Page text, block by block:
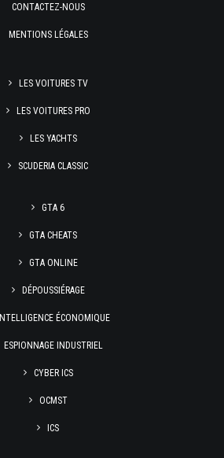
CONTACTEZ-NOUS
MENTIONS LÉGALES
LES VOITURES TV
LES VOITURES PRO
LES YACHTS
SCUDERIA CLASSIC
GTA 6
GTA CHEATS
GTA ONLINE
DÉPOUSSIÉRAGE
INTELLIGENCE ÉCONOMIQUE
ESPIONNAGE INDUSTRIEL
CYBER ICS
OCMST
ICS